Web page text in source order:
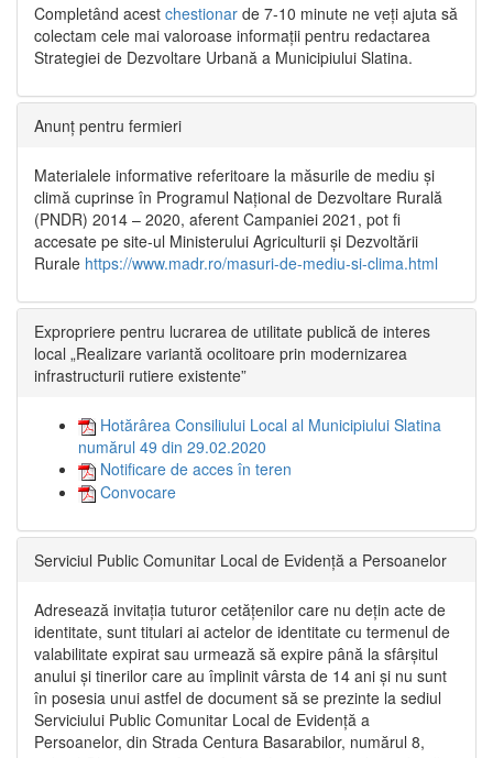
Completând acest chestionar de 7-10 minute ne veți ajuta să
colectam cele mai valoroase informații pentru redactarea
Strategiei de Dezvoltare Urbană a Municipiului Slatina.
Anunț pentru fermieri
Materialele informative referitoare la măsurile de mediu și
climă cuprinse în Programul Național de Dezvoltare Rurală
(PNDR) 2014 – 2020, aferent Campaniei 2021, pot fi
accesate pe site-ul Ministerului Agriculturii și Dezvoltării
Rurale https://www.madr.ro/masuri-de-mediu-si-clima.html
Expropriere pentru lucrarea de utilitate publică de interes
local „Realizare variantă ocolitoare prin modernizarea
infrastructurii rutiere existente”
Hotărârea Consiliului Local al Municipiului Slatina
numărul 49 din 29.02.2020
Notificare de acces în teren
Convocare
Serviciul Public Comunitar Local de Evidență a Persoanelor
Adresează invitația tuturor cetățenilor care nu dețin acte de
identitate, sunt titulari ai actelor de identitate cu termenul de
valabilitate expirat sau urmează să expire până la sfârșitul
anului și tinerilor care au împlinit vârsta de 14 ani și nu sunt
în posesia unui astfel de document să se prezinte la sediul
Serviciului Public Comunitar Local de Evidență a
Persoanelor, din Strada Centura Basarabilor, numărul 8,